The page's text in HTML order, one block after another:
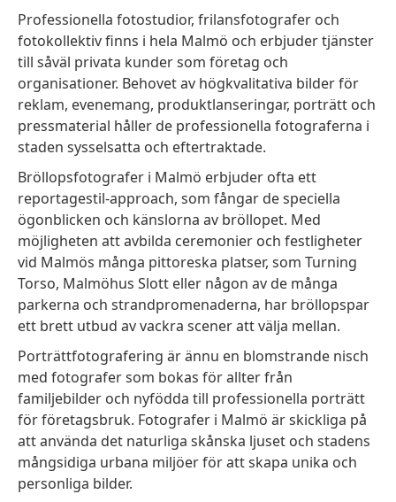
Professionella fotostudior, frilansfotografer och
fotokollektiv finns i hela Malmö och erbjuder tjänster
till såväl privata kunder som företag och
organisationer. Behovet av högkvalitativa bilder för
reklam, evenemang, produktlanseringar, porträtt och
pressmaterial håller de professionella fotograferna i
staden sysselsatta och eftertraktade.
Bröllopsfotografer i Malmö erbjuder ofta ett
reportagestil-approach, som fångar de speciella
ögonblicken och känslorna av bröllopet. Med
möjligheten att avbilda ceremonier och festligheter
vid Malmös många pittoreska platser, som Turning
Torso, Malmöhus Slott eller någon av de många
parkerna och strandpromenaderna, har bröllopspar
ett brett utbud av vackra scener att välja mellan.
Porträttfotografering är ännu en blomstrande nisch
med fotografer som bokas för allter från
familjebilder och nyfödda till professionella porträtt
för företagsbruk. Fotografer i Malmö är skickliga på
att använda det naturliga skånska ljuset och stadens
mångsidiga urbana miljöer för att skapa unika och
personliga bilder.